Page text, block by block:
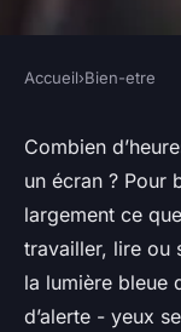
Vglass :
Florinda•01/04/
Accueil›Bien-etre
Combien
un écran ? Pour
largement ce
travailler, lire ou
la lumière bleue
d’alerte - yeux